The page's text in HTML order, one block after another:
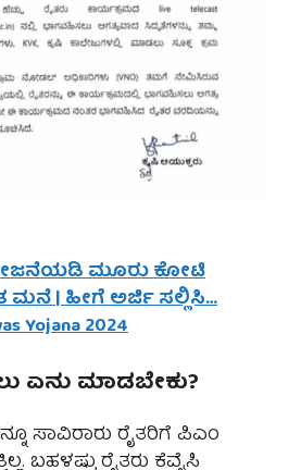
ಮೂರು ಕೋಟಿ
ಮನೆ | ಹೀಗೆ ಅರ್ಜಿ ಸಲ್ಲಿಸಿ…
Yojana 2024
ಏನು ಮಾಡಬೇಕು?
ಸಾವಿರಾರು ರೈತರಿಗೆ ಪಿಎಂ
ಬಹಳಷ್ಟು ರೈತರು ಕೆವೈಸಿ